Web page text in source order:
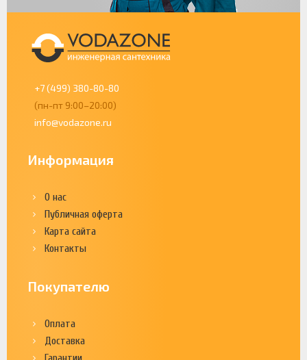
+7 (499) 380-80-80
(пн-пт 9:00–20:00)
info@vodazone.ru
Информация
О нас
Публичная оферта
Карта сайта
Контакты
Покупателю
Оплата
Доставка